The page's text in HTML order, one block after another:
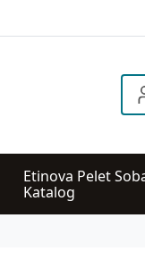
Etinova Pelet
Katalog